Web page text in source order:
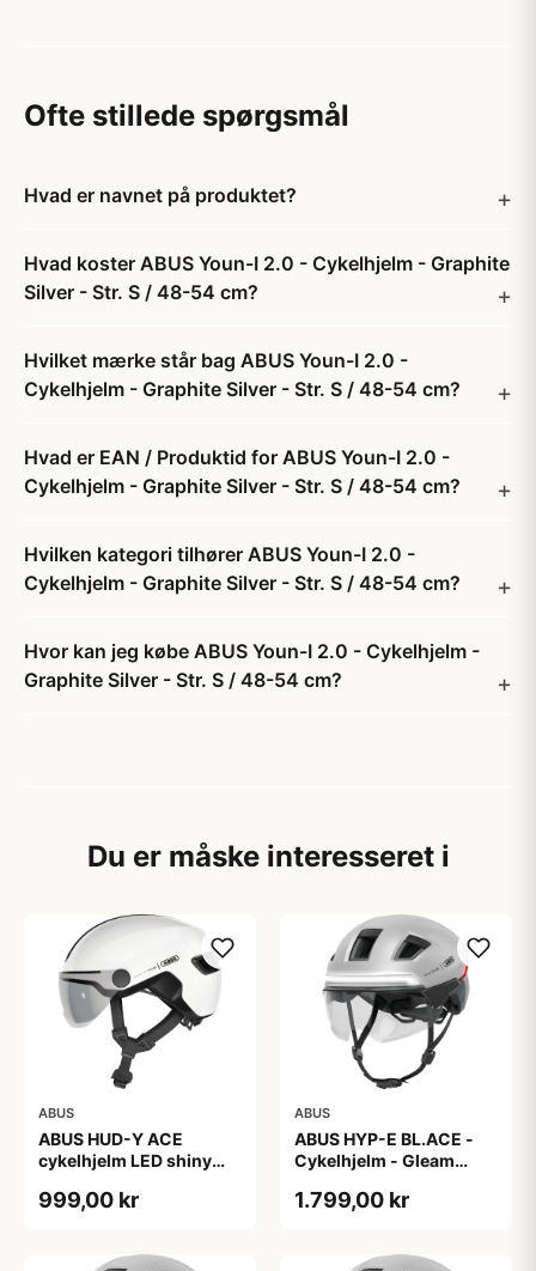
Ofte stillede spørgsmål
Hvad er navnet på produktet?
Hvad koster ABUS Youn-I 2.0 - Cykelhjelm - Graphite
Silver - Str. S / 48-54 cm?
Hvilket mærke står bag ABUS Youn-I 2.0 -
Cykelhjelm - Graphite Silver - Str. S / 48-54 cm?
Hvad er EAN / Produktid for ABUS Youn-I 2.0 -
Cykelhjelm - Graphite Silver - Str. S / 48-54 cm?
Hvilken kategori tilhører ABUS Youn-I 2.0 -
Cykelhjelm - Graphite Silver - Str. S / 48-54 cm?
Hvor kan jeg købe ABUS Youn-I 2.0 - Cykelhjelm -
Graphite Silver - Str. S / 48-54 cm?
Du er måske interesseret i
ABUS
ABUS HUD-Y ACE
cykelhjelm LED shiny
999,00 kr
ABUS
ABUS HYP-E BL.ACE -
Cykelhjelm - Gleam
1.799,00 kr